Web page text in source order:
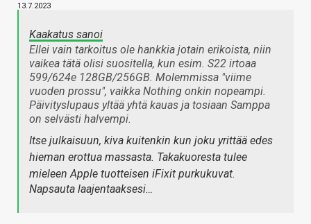
13.7.2023
Kaakatus sanoi
Ellei vain tarkoitus ole hankkia jotain erikoista, niin
vaikea tätä olisi suositella, kun esim. S22 irtoaa
599/624e 128GB/256GB. Molemmissa "viime
vuoden prossu", vaikka Nothing onkin nopeampi.
Päivityslupaus yltää yhtä kauas ja tosiaan Samppa
on selvästi halvempi.
Itse julkaisuun, kiva kuitenkin kun joku yrittää edes
hieman erottua massasta. Takakuoresta tulee
mieleen Apple tuotteisen iFixit purkukuvat.
Napsauta laajentaaksesi…